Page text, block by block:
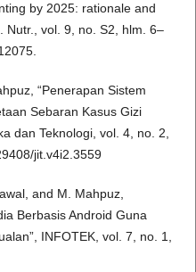
by 2025: rationale and
Nutr., vol. 9, no. S2, hlm. 6–
“Penerapan Sistem
Sebaran Kasus Gizi
dan Teknologi, vol. 4, no. 2,
jit.v4i2.3559
and M. Mahpuz,
Berbasis Android Guna
INFOTEK, vol. 7, no. 1,